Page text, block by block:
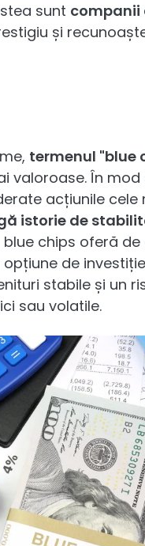
sunt companii
și
termenul "blue
valoroase. În mod
acțiunile cele
istorie de
chips oferă de
de
stabile și un
sau volatile.